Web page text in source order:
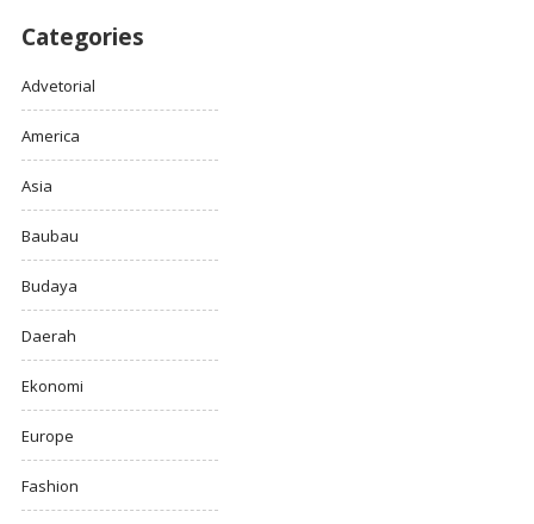
Categories
Advetorial
America
Asia
Baubau
Budaya
Daerah
Ekonomi
Europe
Fashion